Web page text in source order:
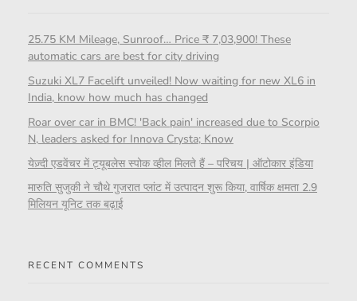
25.75 KM Mileage, Sunroof… Price ₹ 7,03,900! These
automatic cars are best for city driving
Suzuki XL7 Facelift unveiled! Now waiting for new XL6 in
India, know how much has changed
Roar over car in BMC! 'Back pain' increased due to Scorpio
N, leaders asked for Innova Crysta; Know
येज़्दी एडवेंचर में ट्यूबलेस स्पोक व्हील मिलते हैं – परिचय | ऑटोकार इंडिया
मारुति सुजुकी ने चौथे गुजरात प्लांट में उत्पादन शुरू किया, वार्षिक क्षमता 2.9
मिलियन यूनिट तक बढ़ाई
RECENT COMMENTS